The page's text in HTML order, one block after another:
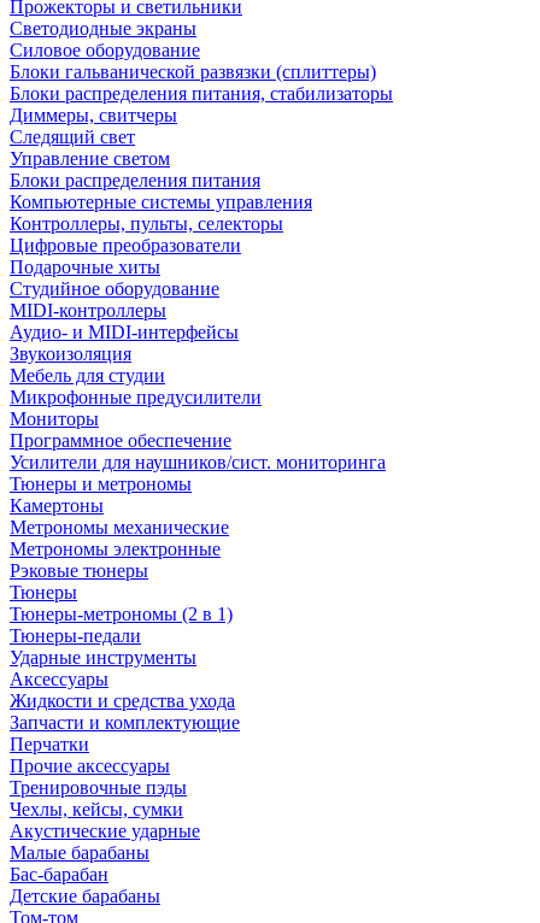
Прожекторы и светильники
Светодиодные экраны
Силовое оборудование
Блоки гальванической развязки (сплиттеры)
Блоки распределения питания, стабилизаторы
Диммеры, свитчеры
Следящий свет
Управление светом
Блоки распределения питания
Компьютерные системы управления
Контроллеры, пульты, селекторы
Цифровые преобразователи
Подарочные хиты
Студийное оборудование
MIDI-контроллеры
Аудио- и MIDI-интерфейсы
Звукоизоляция
Мебель для студии
Микрофонные предусилители
Мониторы
Программное обеспечение
Усилители для наушников/сист. мониторинга
Тюнеры и метрономы
Камертоны
Метрономы механические
Метрономы электронные
Рэковые тюнеры
Тюнеры
Тюнеры-метрономы (2 в 1)
Тюнеры-педали
Ударные инструменты
Аксессуары
Жидкости и средства ухода
Запчасти и комплектующие
Перчатки
Прочие аксессуары
Тренировочные пэды
Чехлы, кейсы, сумки
Акустические ударные
Mалые барабаны
Бас-барабан
Детские барабаны
Том-том